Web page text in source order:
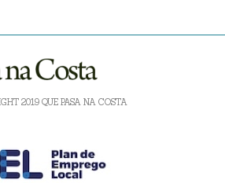
2019 QUE PASA NA COSTA